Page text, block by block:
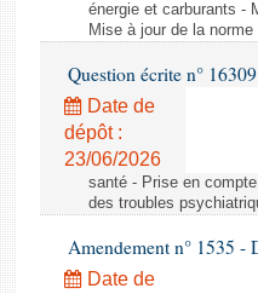
énergie et carburants -
Mise à jour de la
Question écrite n°
Date de
dépôt :
23/06/2026
santé - Prise en
des troubles
Amendement n° 1535
Date de